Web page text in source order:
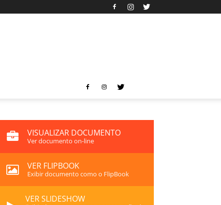
VISUALIZAR DOCUMENTO
Ver documento on-line
VER FLIPBOOK
Exibir documento como o FlipBook
VER SLIDESHOW